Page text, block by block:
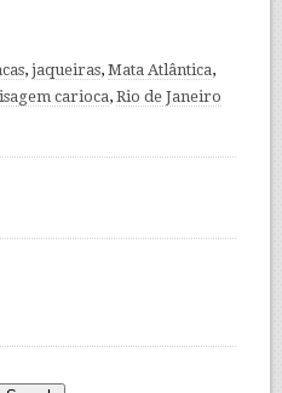
, jaqueiras, Mata Atlântica,
carioca, Rio de Janeiro